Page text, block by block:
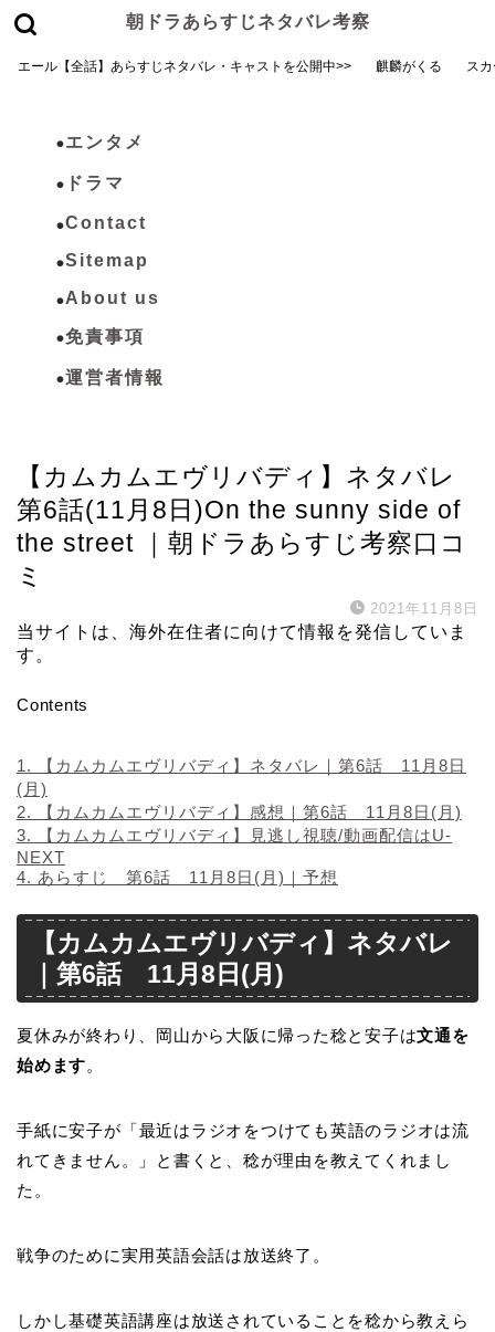
朝ドラあらすじネタバレ考察
エール【全話】あらすじネタバレ・キャストを公開中>> 麒麟がくる ス
エンタメ
ドラマ
Contact
Sitemap
About us
免責事項
運営者情報
【カムカムエヴリバディ】ネタバレ
第6話(11月8日)On the sunny side of
the street ｜朝ドラあらすじ考察口コ
ミ
2021年11月8日
当サイトは、海外在住者に向けて情報を発信していま
す。
Contents
1.
【カムカムエヴリバディ】ネタバレ｜第6話 11月8日
(月)
2.
【カムカムエヴリバディ】感想｜第6話 11月8日(月)
3.
【カムカムエヴリバディ】見逃し視聴/動画配信はU-
NEXT
4. あらすじ 第6話 11月8日(月)｜予想
【カムカムエヴリバディ】ネタバレ
｜第6話 11月8日(月)
夏休みが終わり、岡山から大阪に帰った稔と安子は文通を
始めます。
手紙に安子が 「最近はラジオをつけても英語のラジオは流
れてきません。」と書くと、稔が理由を教えてくれまし
た。
戦争のために実用英語会話は放送終了。
しかし基礎英語講座は放送されていることを稔から教えら